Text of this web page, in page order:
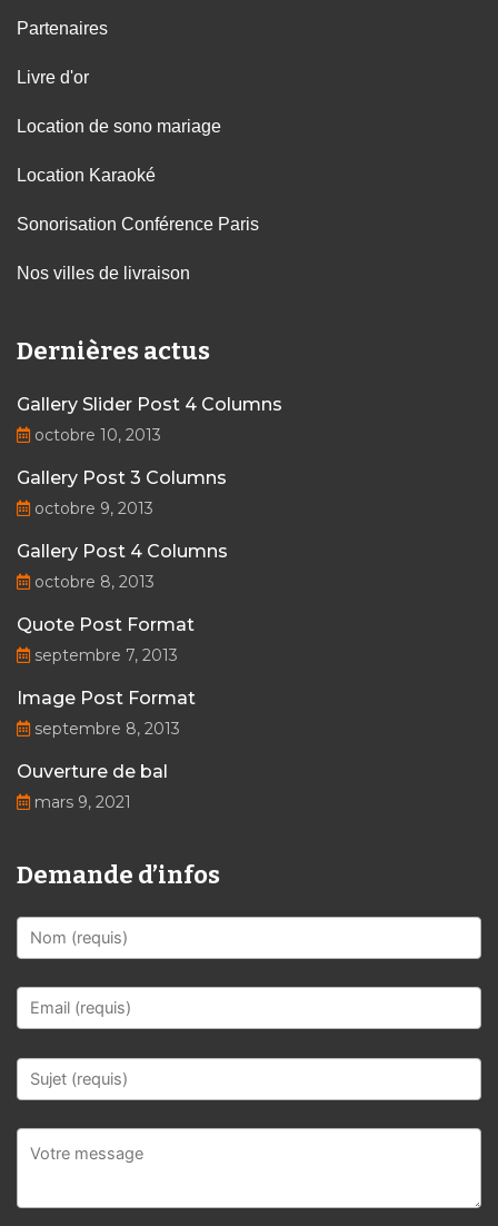
Partenaires
Livre d'or
Location de sono mariage
Location Karaoké
Sonorisation Conférence Paris
Nos villes de livraison
Dernières actus
Gallery Slider Post 4 Columns
octobre 10, 2013
Gallery Post 3 Columns
octobre 9, 2013
Gallery Post 4 Columns
octobre 8, 2013
Quote Post Format
septembre 7, 2013
Image Post Format
septembre 8, 2013
Ouverture de bal
mars 9, 2021
Demande d’infos